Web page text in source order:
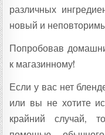
различных
новый и
Попробовав
к магазинному!
Если у вас нет
или вы не хотите
крайний случай,